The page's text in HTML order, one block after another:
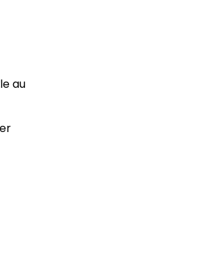
au